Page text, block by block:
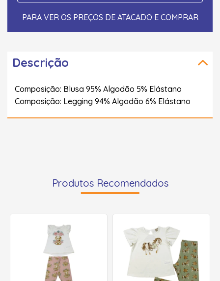
PARA VER OS PREÇOS DE ATACADO E COMPRAR
Descrição
Composição: Blusa 95% Algodão 5% Elástano
Composição: Legging 94% Algodão 6% Elástano
Produtos Recomendados